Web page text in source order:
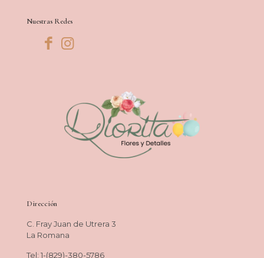
Nuestras Redes
Dirección
C. Fray Juan de Utrera 3
La Romana
Tel: 1-(829)-380-5786